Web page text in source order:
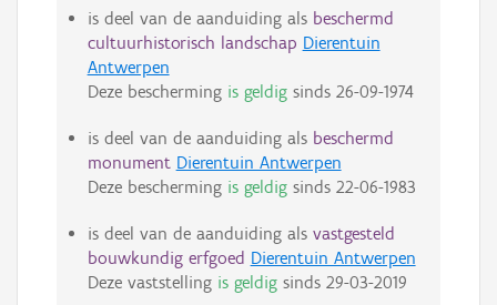
is deel van de aanduiding als beschermd
cultuurhistorisch landschap Dierentuin
Antwerpen
Deze bescherming is geldigsinds 26-09-1974
is deel van de aanduiding als beschermd
monument Dierentuin Antwerpen
Deze bescherming is geldigsinds 22-06-1983
is deel van de aanduiding als vastgesteld
bouwkundig erfgoed Dierentuin Antwerpen
Deze vaststelling is geldigsinds 29-03-2019